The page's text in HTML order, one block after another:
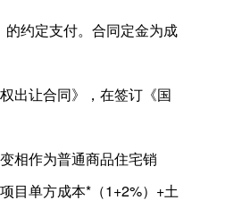
的约定支付。合同定金为成
出让合同》，在签订《国
相作为普通商品住宅销
目单方成本*（1+2%）+土